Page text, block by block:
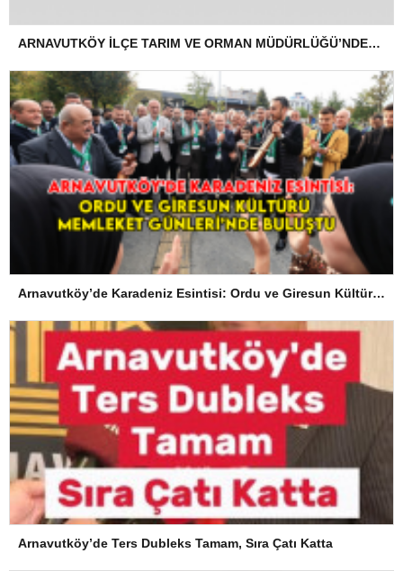
ARNAVUTKÖY İLÇE TARIM VE ORMAN MÜDÜRLÜĞÜ’NDEN İLANEN TEBLİGAT
Arnavutköy’de Karadeniz Esintisi: Ordu ve Giresun Kültürü Memleket Günleri’nde Buluştu
Arnavutköy’de Ters Dubleks Tamam, Sıra Çatı Katta